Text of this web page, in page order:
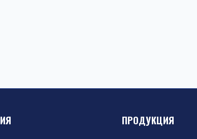
ПРОДУКЦИЯ